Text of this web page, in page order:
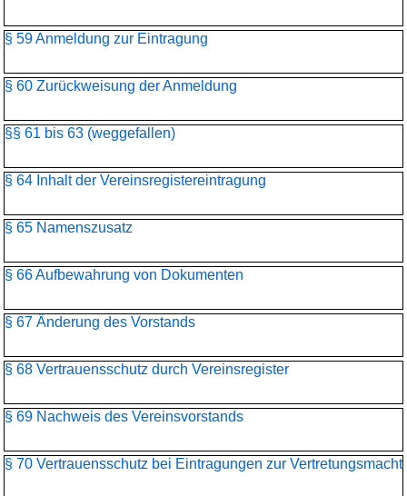
§ 59 Anmeldung zur Eintragung
§ 60 Zurückweisung der Anmeldung
§§ 61 bis 63 (weggefallen)
§ 64 Inhalt der Vereinsregistereintragung
§ 65 Namenszusatz
§ 66 Aufbewahrung von Dokumenten
§ 67 Änderung des Vorstands
§ 68 Vertrauensschutz durch Vereinsregister
§ 69 Nachweis des Vereinsvorstands
§ 70 Vertrauensschutz bei Eintragungen zur Vertretungsmacht